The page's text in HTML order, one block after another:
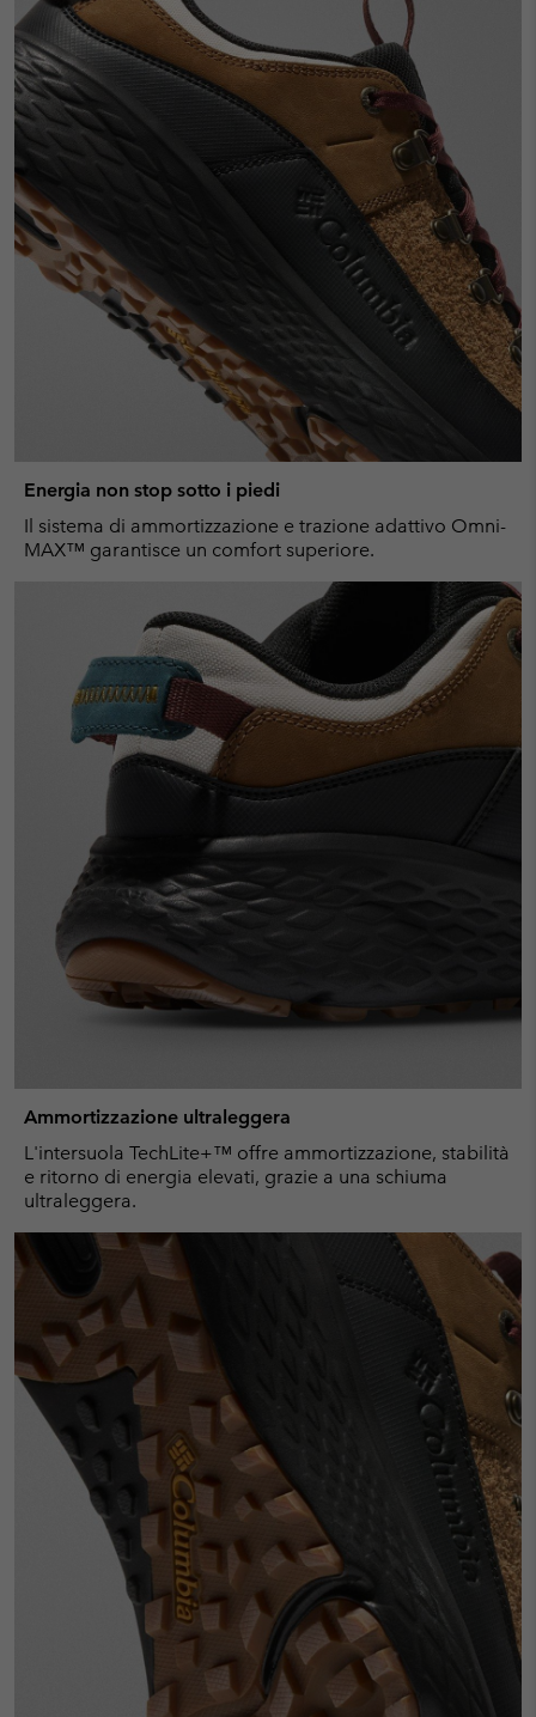
Energia non stop sotto i piedi
Il sistema di ammortizzazione e trazione adattivo Omni-
MAX™ garantisce un comfort superiore.
Ammortizzazione ultraleggera
L'intersuola TechLite+™ offre ammortizzazione, stabilità
e ritorno di energia elevati, grazie a una schiuma
ultraleggera.